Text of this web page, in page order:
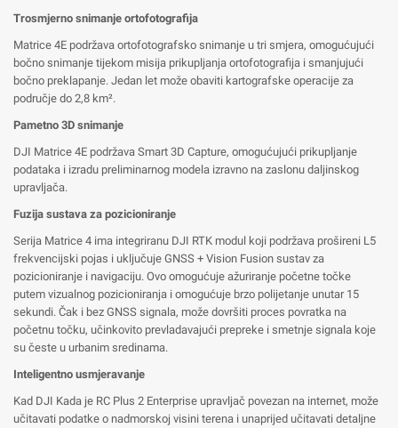
Trosmjerno snimanje ortofotografija
Matrice 4E podržava ortofotografsko snimanje u tri smjera, omogućujući
bočno snimanje tijekom misija prikupljanja ortofotografija i smanjujući
bočno preklapanje. Jedan let može obaviti kartografske operacije za
područje do 2,8 km².
Pametno 3D snimanje
DJI Matrice 4E podržava Smart 3D Capture, omogućujući prikupljanje
podataka i izradu preliminarnog modela izravno na zaslonu daljinskog
upravljača.
Fuzija sustava za pozicioniranje
Serija Matrice 4 ima integriranu DJI RTK modul koji podržava prošireni L5
frekvencijski pojas i uključuje GNSS + Vision Fusion sustav za
pozicioniranje i navigaciju. Ovo omogućuje ažuriranje početne točke
putem vizualnog pozicioniranja i omogućuje brzo polijetanje unutar 15
sekundi. Čak i bez GNSS signala, može dovršiti proces povratka na
početnu točku, učinkovito prevladavajući prepreke i smetnje signala koje
su česte u urbanim sredinama.
Inteligentno usmjeravanje
Kad DJI Kada je RC Plus 2 Enterprise upravljač povezan na internet, može
učitavati podatke o nadmorskoj visini terena i unaprijed učitavati detaljne